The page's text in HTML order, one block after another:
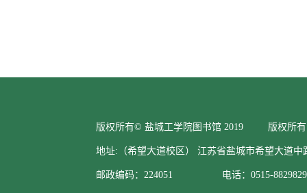
版权所有© 盐城工学院图书馆 2019 版权所有
地址:（希望大道校区） 江苏省盐城市希望大道
邮政编码：224051 电话：0515-